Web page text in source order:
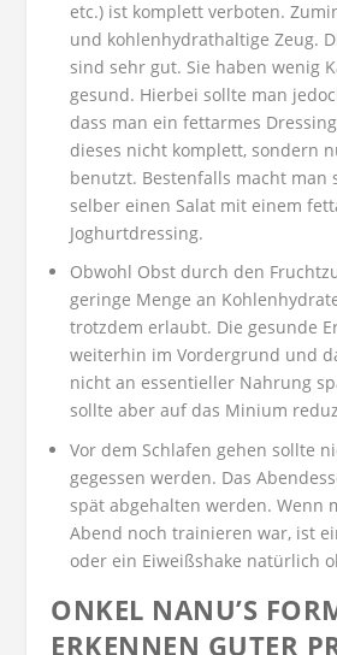
etc.) ist komplett verboten.
und kohlenhydrathaltige Zeug.
sind sehr gut. Sie haben wenig
gesund. Hierbei sollte man
dass man ein fettarmes
dieses nicht komplett, sondern
benutzt. Bestenfalls macht man
selber einen Salat mit einem
Joghurtdressing.
Obwohl Obst durch den
geringe Menge an
trotzdem erlaubt. Die gesunde
weiterhin im Vordergrund und
nicht an essentieller Nahrung
sollte aber auf das Minium
Vor dem Schlafen gehen sollte
gegessen werden. Das
spät abgehalten werden. Wenn
Abend noch trainieren war, ist
oder ein Eiweißshake natürlich
ONKEL NANU’S
ERKENNEN GUTER